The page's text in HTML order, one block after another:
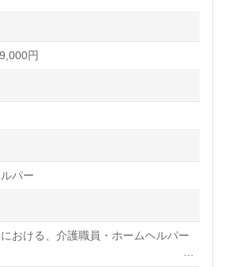
中！副業/Wワーク可能、寮/住宅
福利厚生充実の事業所様です。職
ームワーク、風通し良い職場環境
！『ご利用者様のお役に立ちた
したい』『介護業界で自分らし
い、多彩なキャリアパスでキャリ
い』『働きがいを感じながら仕事
施設形態や環境を変えて働きた
です。募集詳細等、担当コンサル
ます。お問い合わせも遠慮なくお
円
パー
おける、介護職員・ホームヘルパー